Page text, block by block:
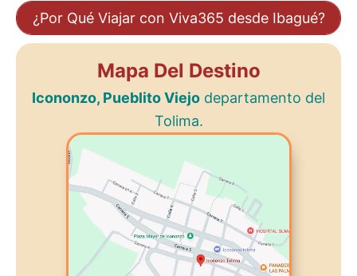
¿Por Qué Viajar con Viva365 desde Ibagué?
Mapa Del Destino
Icononzo, Pueblito Viejo departamento del
Tolima.